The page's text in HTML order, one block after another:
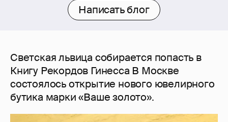
Написать блог
Светская львица собирается попасть в
Книгу Рекордов Гинесса В Москве
состоялось открытие нового ювелирного
бутика марки «Ваше золото».